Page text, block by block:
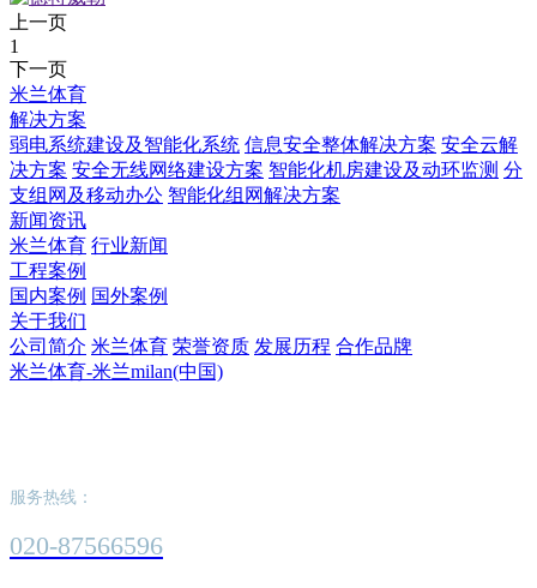
上一页
1
下一页
米兰体育
解决方案
弱电系统建设及智能化系统 信息安全整体解决方案 安全云解
决方案 安全无线网络建设方案 智能化机房建设及动环监测 分
支组网及移动办公 智能化组网解决方案
新闻资讯
米兰体育 行业新闻
工程案例
国内案例 国外案例
关于我们
公司简介 米兰体育 荣誉资质 发展历程 合作品牌
米兰体育-米兰milan(中国)
服务热线：
020-87566596